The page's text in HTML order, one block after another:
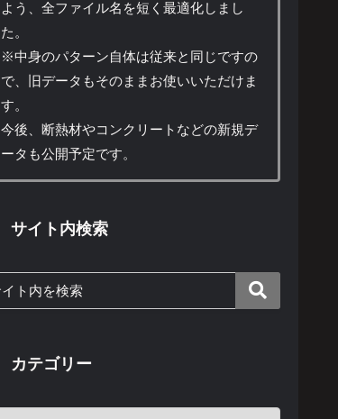
よう、全ファイル名を短く最適化しまし
た。
※中身のパターン自体は従来と同じですの
で、旧データもそのままお使いいただけま
す。
今後、断熱材やコンクリートなどの新規デ
ータも公開予定です。
サイト内検索
カテゴリー